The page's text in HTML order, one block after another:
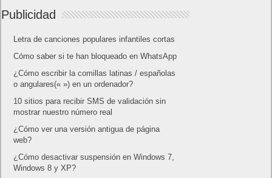
Publicidad
Letra de canciones populares infantiles cortas
Cómo saber si te han bloqueado en WhatsApp
¿Cómo escribir la comillas latinas / españolas
o angulares(« ») en un ordenador?
10 sitios para recibir SMS de validación sin
mostrar nuestro número real
¿Cómo ver una versión antigua de página
web?
¿Cómo desactivar suspensión en Windows 7,
Windows 8 y XP?